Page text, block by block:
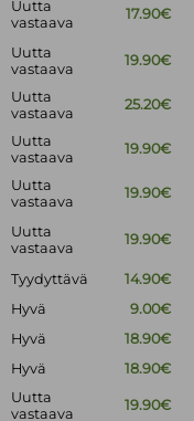
Uutta
vastaava
17.90€
Uutta
vastaava
19.90€
Uutta
vastaava
25.20€
Uutta
vastaava
19.90€
Uutta
vastaava
19.90€
Uutta
vastaava
19.90€
Tyydyttävä
14.90€
Hyvä
9.00€
Hyvä
18.90€
Hyvä 18.90€
Uutta
vastaava
19.90€